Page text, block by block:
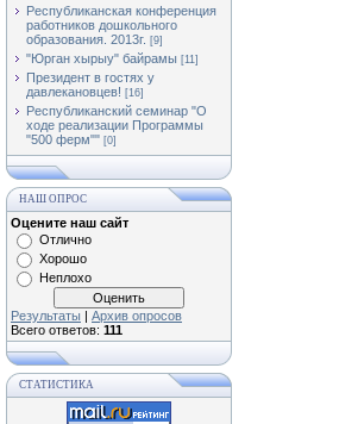
Республиканская конференция
работников дошкольного
образования. 2013г. [9]
"Юрган хырыу" байрамы [11]
Президент в гостях у
давлекановцев! [16]
Республиканский семинар "О
ходе реализации Программы
"500 ферм"" [0]
НАШ ОПРОС
Оцените наш сайт
Отлично
Хорошо
Неплохо
Результаты | Архив опросов
Всего ответов: 111
СТАТИСТИКА